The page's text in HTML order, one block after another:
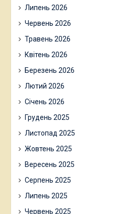
Липень 2026
Червень 2026
Травень 2026
Квітень 2026
Березень 2026
Лютий 2026
Січень 2026
Грудень 2025
Листопад 2025
Жовтень 2025
Вересень 2025
Серпень 2025
Липень 2025
Червень 2025